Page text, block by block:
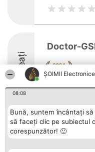
ȘOIMII
08:08
Bună, suntem încântați
să faceți clic pe subiectul
corespunzător! 🙂
Laureați
Doctor-
Organizator Ranking
BRIGHT SOLUTIONS BR SRL